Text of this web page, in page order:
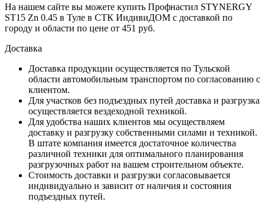
На нашем сайте вы можете купить Профнастил STYNERGY
ST15 Zn 0.45 в Туле в СТК ИндивиДОМ с доставкой по
городу и области по цене от 451 руб.
Доставка
Доставка продукции осуществляется по Тульской
области автомобильным транспортом по согласованию с
клиентом.
Для участков без подъездных путей доставка и разгрузка
осуществляется вездеходной техникой.
Для удобства наших клиентов мы осуществляем
доставку и разгрузку собственными силами и техникой.
В штате компания имеется достаточное количества
различной техники для оптимального планирования
разгрузочных работ на вашем строительном объекте.
Стоимость доставки и разгрузки согласовывается
индивидуально и зависит от наличия и состояния
подъездных путей.